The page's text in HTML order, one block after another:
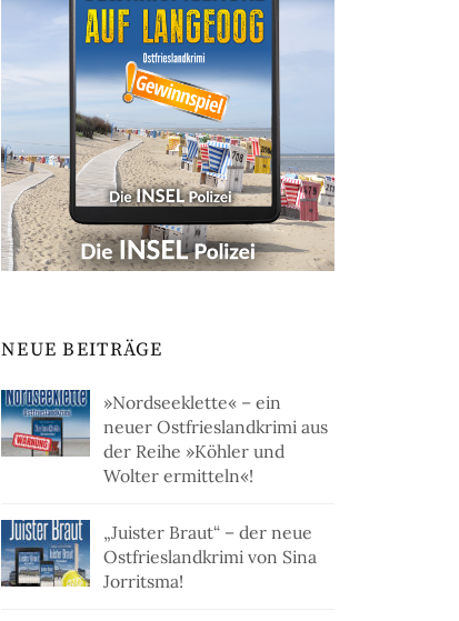
NEUE BEITRÄGE
»Nordseeklette« – ein
neuer Ostfrieslandkrimi aus
der Reihe »Köhler und
Wolter ermitteln«!
„Juister Braut“ – der neue
Ostfrieslandkrimi von Sina
Jorritsma!